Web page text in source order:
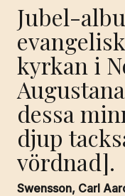
Jubel-
kyrkan i
dessa
djup
vördnad].
Swensson, Carl